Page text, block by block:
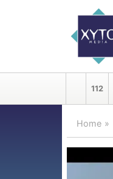
112
Home